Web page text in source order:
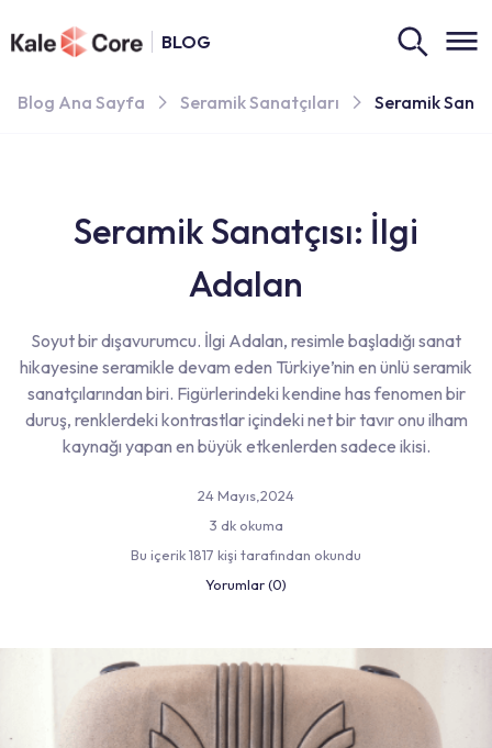
BLOG
Blog Ana Sayfa Seramik Sanatçıları Seramik
Seramik Sanatçısı: İlgi
Adalan
Soyut bir dışavurumcu. İlgi Adalan, resimle başladığı sanat
hikayesine seramikle devam eden Türkiye’nin en ünlü seramik
sanatçılarından biri. Figürlerindeki kendine has fenomen bir
duruş, renklerdeki kontrastlar içindeki net bir tavır onu ilham
kaynağı yapan en büyük etkenlerden sadece ikisi.
24 Mayıs,2024
3 dk okuma
Bu içerik 1817 kişi tarafından okundu
Yorumlar (0)